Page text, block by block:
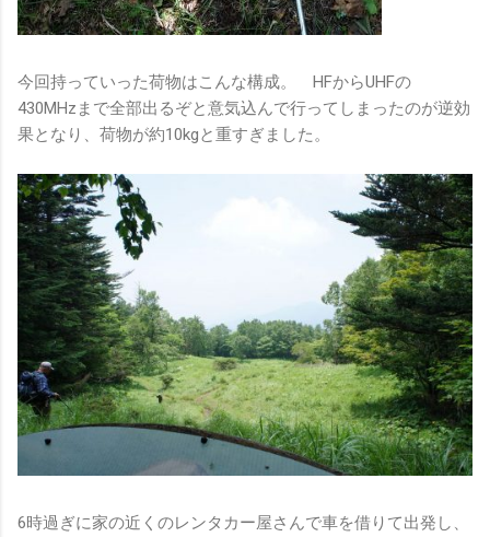
今回持っていった荷物はこんな構成。 HFからUHFの
430MHzまで全部出るぞと意気込んで行ってしまったのが逆効
果となり、荷物が約10kgと重すぎました。
6時過ぎに家の近くのレンタカー屋さんで車を借りて出発し、